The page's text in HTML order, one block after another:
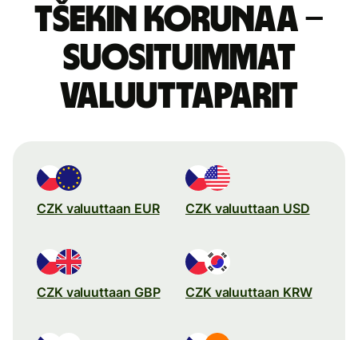
Tšekin korunaa –
suosituimmat
valuuttaparit
CZK valuuttaan EUR CZK valuuttaan USD
CZK valuuttaan GBP CZK valuuttaan KRW